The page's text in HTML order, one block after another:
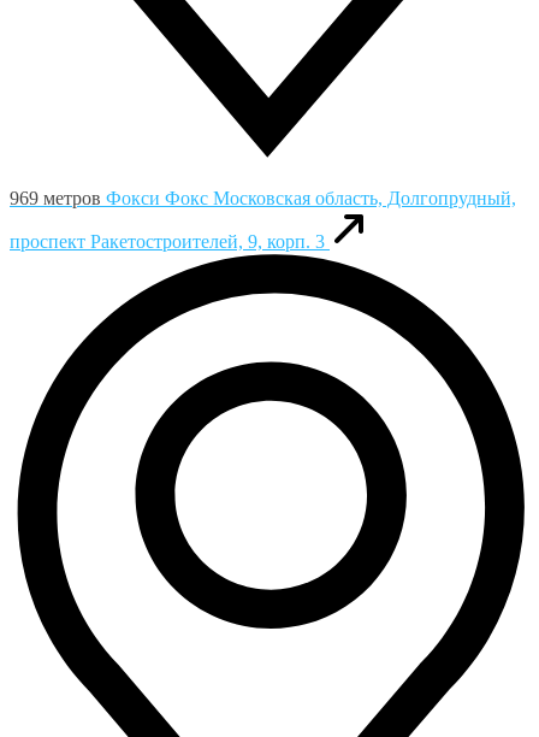
969 метров Фокси Фокс Московская область, Долгопрудный,
проспект Ракетостроителей, 9, корп. 3